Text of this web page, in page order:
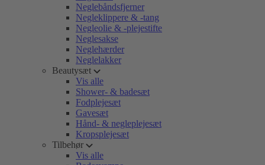
Neglebåndsfjerner
Negleklippere & -tang
Negleolie & -plejestifte
Neglesakse
Neglehærder
Neglelakker
Beautysæt
Vis alle
Shower- & badesæt
Fodplejesæt
Gavesæt
Hånd- & negleplejesæt
Kropsplejesæt
Tilbehør
Vis alle